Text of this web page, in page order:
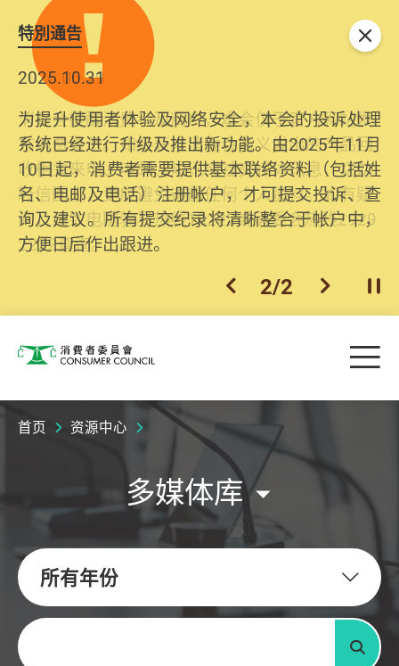
特別通告
2026.06.29
消委会提醒消费者及商户，本会仅于官方网站发
布消费警示。如接获以消委会名义发出的产品回
收相关来电、电邮、短讯或社交媒体讯息，切勿
轻信回应，更应避免透露任何个人资料。如有疑
问，请致电防骗易热线18222或消委会热线2929
2222查询。
2025.10.31
为提升使用者体验及网络安全，本会的投诉处理
系统已经进行升级及推出新功能。由2025年11月
10日起，消费者需要提供基本联络资料（包括姓
名、电邮及电话）注册帐户，才可提交投诉、查
询及建议。所有提交纪录将清晰整合于帐户中，
方便日后作出跟进。
上一个
2/2 下一个开
关闭
消费者委员会 目
首页 资源中心
多媒体库
所有年份
关键字
搜寻